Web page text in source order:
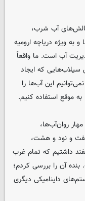
چالش‌های آب شرب،
به ویژه دریاچه ارومیه
آب است. ما واقعاً
سیلاب‌هایی که ایجاد
این آب‌ها را
موقع استفاده کنیم.
روان‌آب‌ها،
و نود و هشت،
داشتیم که تمام غرب
آن را بررسی کردم؛
داینامیکی دیگری